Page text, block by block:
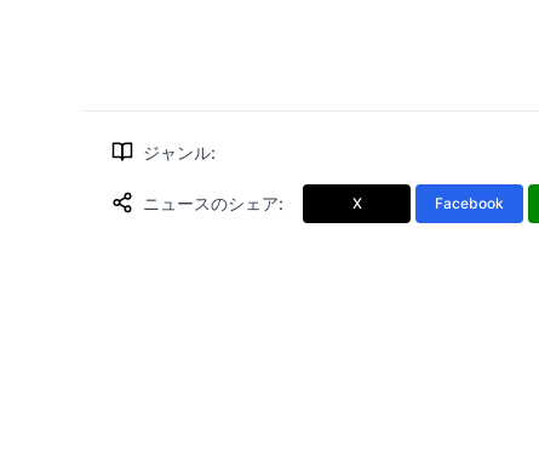
ジャンル:
ニュースのシェア: X Facebook